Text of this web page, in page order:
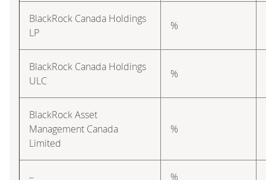
BlackRock Canada Holdings
LP
%
BlackRock Canada Holdings
ULC
%
BlackRock Asset
Management Canada
Limited
%
– %